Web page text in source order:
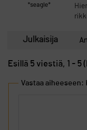
*seagle*
Julkaisija
Esillä 5 viestiä, 1 - 5
Vastaa